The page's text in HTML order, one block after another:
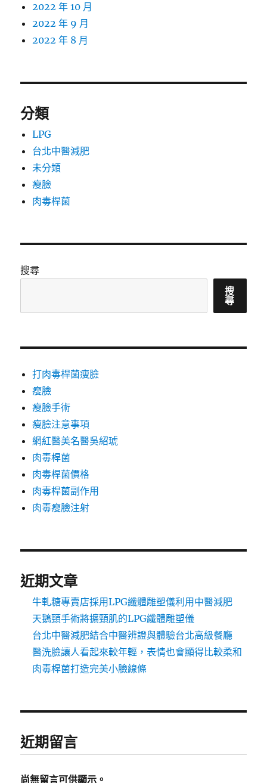
2022 年 10 月
2022 年 9 月
2022 年 8 月
分類
LPG
台北中醫減肥
未分類
瘦臉
肉毒桿菌
搜尋
搜
尋
打肉毒桿菌瘦臉
瘦臉
瘦臉手術
瘦臉注意事項
網紅醫美名醫吳紹琥
肉毒桿菌
肉毒桿菌價格
肉毒桿菌副作用
肉毒瘦臉注射
近期文章
牛軋糖專賣店採用LPG纖體雕塑儀利用中醫減肥
天鵝頸手術將擴頸肌的LPG纖體雕塑儀
台北中醫減肥結合中醫辨證與體驗台北高級餐廳
醫洗臉讓人看起來較年輕，表情也會顯得比較柔和
肉毒桿菌打造完美小臉線條
近期留言
尚無留言可供顯示。